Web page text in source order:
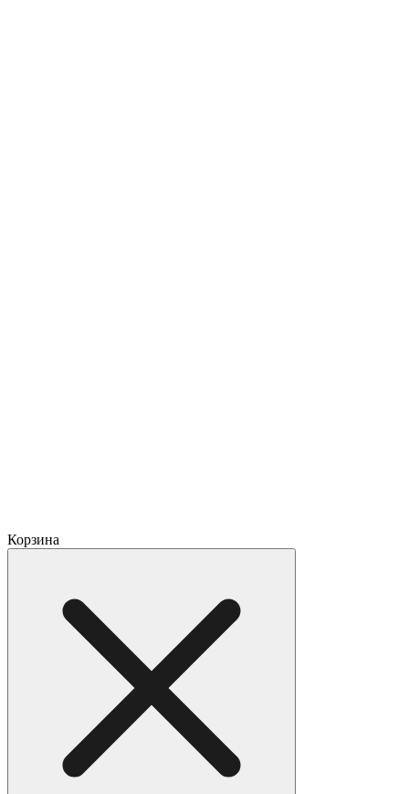
Корзина